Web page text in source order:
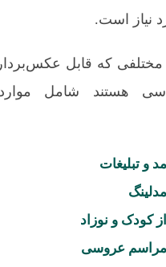
نیاز است.
که قابل
هستند شامل
و تبلیغات
کودک و نوزاد
عروسی